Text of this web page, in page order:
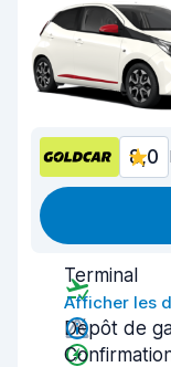
8,0
Terminal
Afficher les
Dépôt de